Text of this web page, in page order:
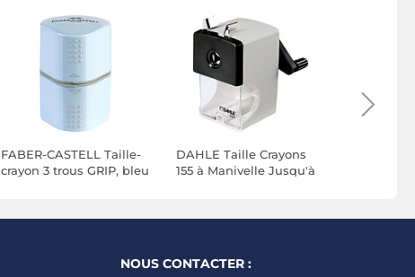
FABER-CASTELL Taille-
crayon 3 trous GRIP, bleu
DAHLE Taille Crayons
155 à Manivelle Jusqu'à
NOUS CONTACTER :